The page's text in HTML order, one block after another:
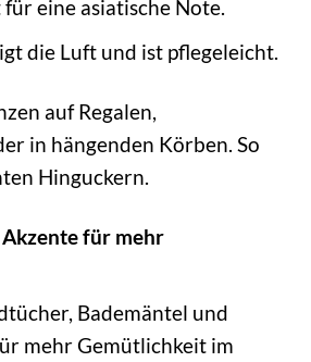
für eine asiatische Note.
die Luft und ist pflegeleicht.
auf Regalen,
in hängenden Körben. So
Hinguckern.
für mehr
Bademäntel und
mehr Gemütlichkeit im